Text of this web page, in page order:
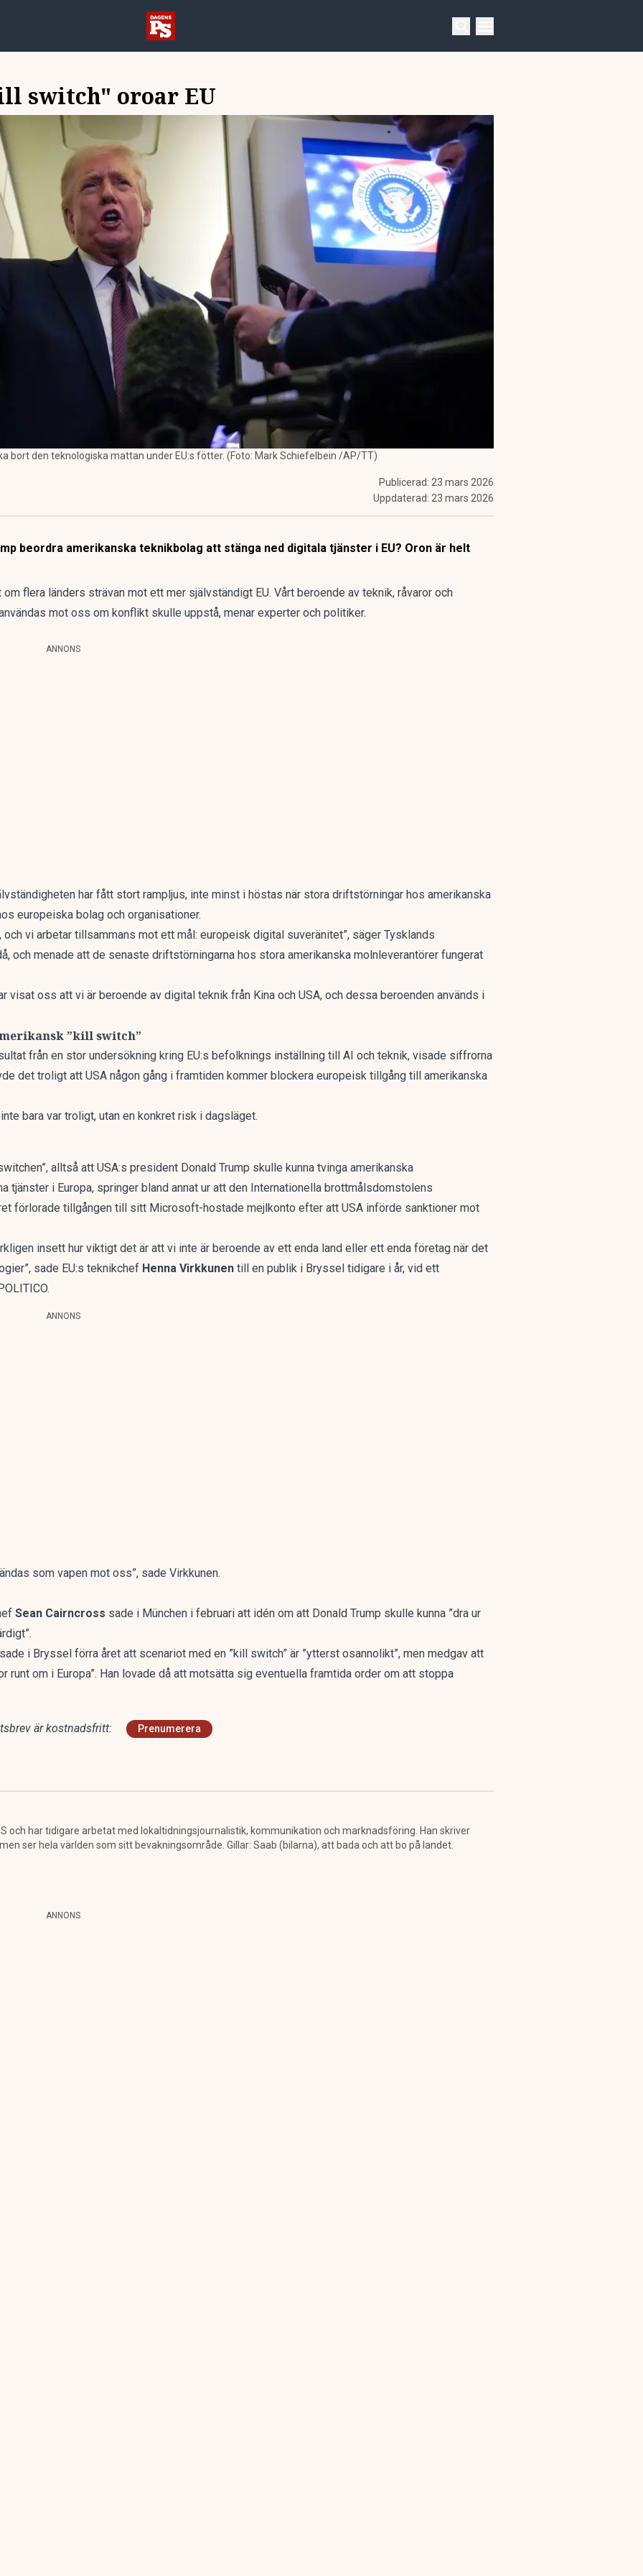
switch" oroar EU
bort den teknologiska mattan under EU:s fötter. (Foto: Mark Schiefelbein /AP/TT)
Publicerad: 23 mars 2026
Uppdaterad: 23 mars 2026
beordra amerikanska teknikbolag att stänga ned digitala tjänster i EU? Oron är helt
om flera länders strävan mot ett mer självständigt EU. Vårt beroende av teknik, råvaror och
mot oss om konflikt skulle uppstå, menar experter och politiker.
ANNONS
har fått stort rampljus, inte minst i höstas när stora driftstörningar hos amerikanska
europeiska bolag och organisationer.
vi arbetar tillsammans mot ett mål: europeisk digital suveränitet”, säger Tysklands
och menade att de senaste driftstörningarna hos stora amerikanska molnleverantörer fungerat
visat oss att vi är beroende av digital teknik från Kina och USA, och dessa beroenden används i
”kill switch”
från en stor undersökning kring EU:s befolknings inställning till AI och teknik, visade siffrorna
det troligt att USA någon gång i framtiden kommer blockera europeisk tillgång till amerikanska
bara var troligt, utan en konkret risk i dagsläget.
alltså att USA:s president Donald Trump skulle kunna tvinga amerikanska
tjänster i Europa, springer bland annat ur att den Internationella brottmålsdomstolens
förlorade tillgången till sitt Microsoft-hostade mejlkonto efter att USA införde sanktioner mot
insett hur viktigt det är att vi inte är beroende av ett enda land eller ett enda företag när det
sade EU:s teknikchef Henna Virkkunen till en publik i Bryssel tidigare i år, vid ett
.
ANNONS
som vapen mot oss”, sade Virkkunen.
Sean Cairncross sade i München i februari att idén om att Donald Trump skulle kunna ”dra ur
sade i Bryssel förra året att scenariot med en ”kill switch” är ”ytterst osannolikt”, men medgav att
runt om i Europa”. Han lovade då att motsätta sig eventuella framtida order om att stoppa
är kostnadsfritt: Prenumerera
och har tidigare arbetat med lokaltidningsjournalistik, kommunikation och marknadsföring. Han skriver
ser hela världen som sitt bevakningsområde. Gillar: Saab (bilarna), att bada och att bo på landet.
ANNONS